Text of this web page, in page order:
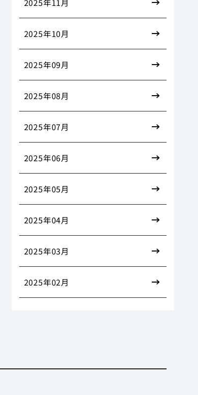
2025年11月
2025年10月
2025年09月
2025年08月
2025年07月
2025年06月
2025年05月
2025年04月
2025年03月
2025年02月